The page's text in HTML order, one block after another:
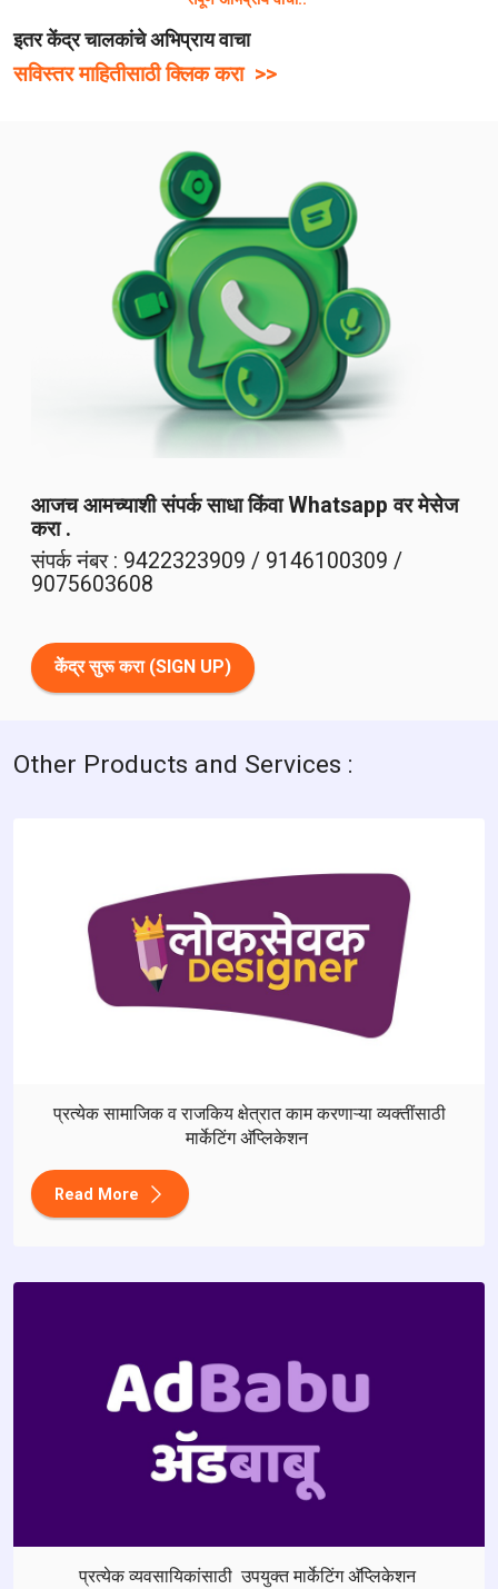
इतर केंद्र चालकांचे अभिप्राय वाचा
सविस्तर माहितीसाठी क्लिक करा >>
आजच आमच्याशी संपर्क साधा किंवा Whatsapp वर मेसेज
करा .
संपर्क नंबर : 9422323909 / 9146100309 /
9075603608
केंद्र सुरू करा (SIGN UP)
Other Products and Services :
प्रत्येक सामाजिक व राजकिय क्षेत्रात काम करणाऱ्या व्यक्तींसाठी
मार्केटिंग अ‍ॅप्लिकेशन
Read More
प्रत्येक व्यवसायिकांसाठी उपयुक्त मार्केटिंग अ‍ॅप्लिकेशन